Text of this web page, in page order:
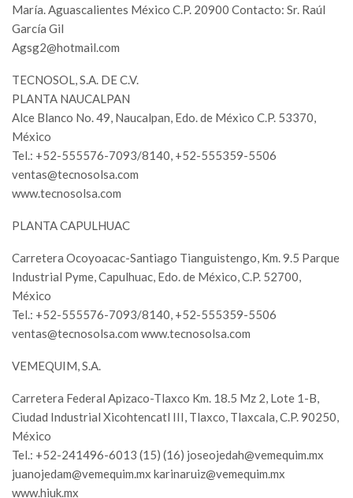
María. Aguascalientes México C.P. 20900 Contacto: Sr. Raúl
García Gil
Agsg2@hotmail.com
TECNOSOL, S.A. DE C.V.
PLANTA NAUCALPAN
Alce Blanco No. 49, Naucalpan, Edo. de México C.P. 53370,
México
Tel.: +52-555576-7093/8140, +52-555359-5506
ventas@tecnosolsa.com
www.tecnosolsa.com
PLANTA CAPULHUAC
Carretera Ocoyoacac-Santiago Tianguistengo, Km. 9.5 Parque
Industrial Pyme, Capulhuac, Edo. de México, C.P. 52700,
México
Tel.: +52-555576-7093/8140, +52-555359-5506
ventas@tecnosolsa.com www.tecnosolsa.com
VEMEQUIM, S.A.
Carretera Federal Apizaco-Tlaxco Km. 18.5 Mz 2, Lote 1-B,
Ciudad Industrial Xicohtencatl III, Tlaxco, Tlaxcala, C.P. 90250,
México
Tel.: +52-241496-6013 (15) (16) joseojedah@vemequim.mx
juanojedam@vemequim.mx karinaruiz@vemequim.mx
www.hiuk.mx